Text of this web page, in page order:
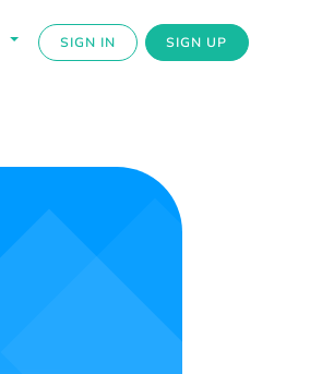
SIGN IN SIGN UP